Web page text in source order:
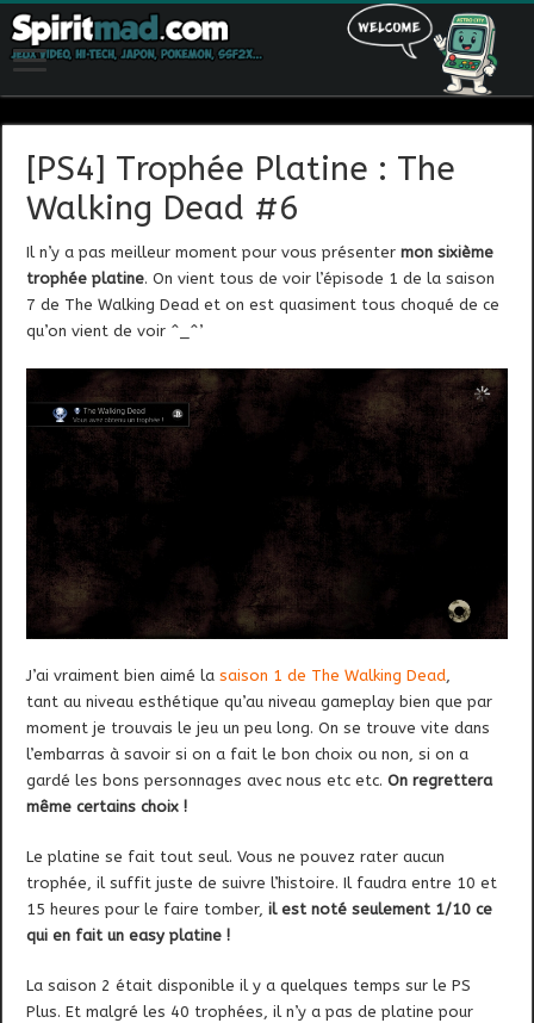
[PS4] Trophée Platine : The
Walking Dead #6
Il n’y a pas meilleur moment pour vous présentermon sixième
trophée platine. On vient tous de voir l’épisode 1 de la saison
7 de The Walking Dead et on est quasiment tous choqué de ce
qu’on vient de voir ^_^’
J’ai vraiment bien aimé lasaison 1 de The Walking Dead,
tant au niveau esthétique qu’au niveau gameplay bien que par
moment je trouvais le jeu un peu long. On se trouve vite dans
l’embarras à savoir si on a fait le bon choix ou non, si on a
gardé les bons personnages avec nous etc etc.On regrettera
même certains choix !
Le platine se fait tout seul. Vous ne pouvez rater aucun
trophée, il suffit juste de suivre l’histoire. Il faudra entre 10 et
15 heures pour le faire tomber, il est noté seulement 1/10 ce
qui en fait un easy platine !
La saison 2 était disponible il y a quelques temps sur le PS
Plus. Et malgré les 40 trophées, il n’y a pas de platine pour